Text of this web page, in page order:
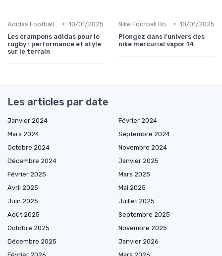
• 10/01/2025
Les crampons adidas pour le
rugby : performance et style
sur le terrain
• 10/01/2025
Plongez dans l'univers des
nike mercurial vapor 14
Les articles par date
Janvier 2024
Février 2024
Mars 2024
Septembre 2024
Octobre 2024
Novembre 2024
Décembre 2024
Janvier 2025
Février 2025
Mars 2025
Avril 2025
Mai 2025
Juin 2025
Juillet 2025
Août 2025
Septembre 2025
Octobre 2025
Novembre 2025
Décembre 2025
Janvier 2026